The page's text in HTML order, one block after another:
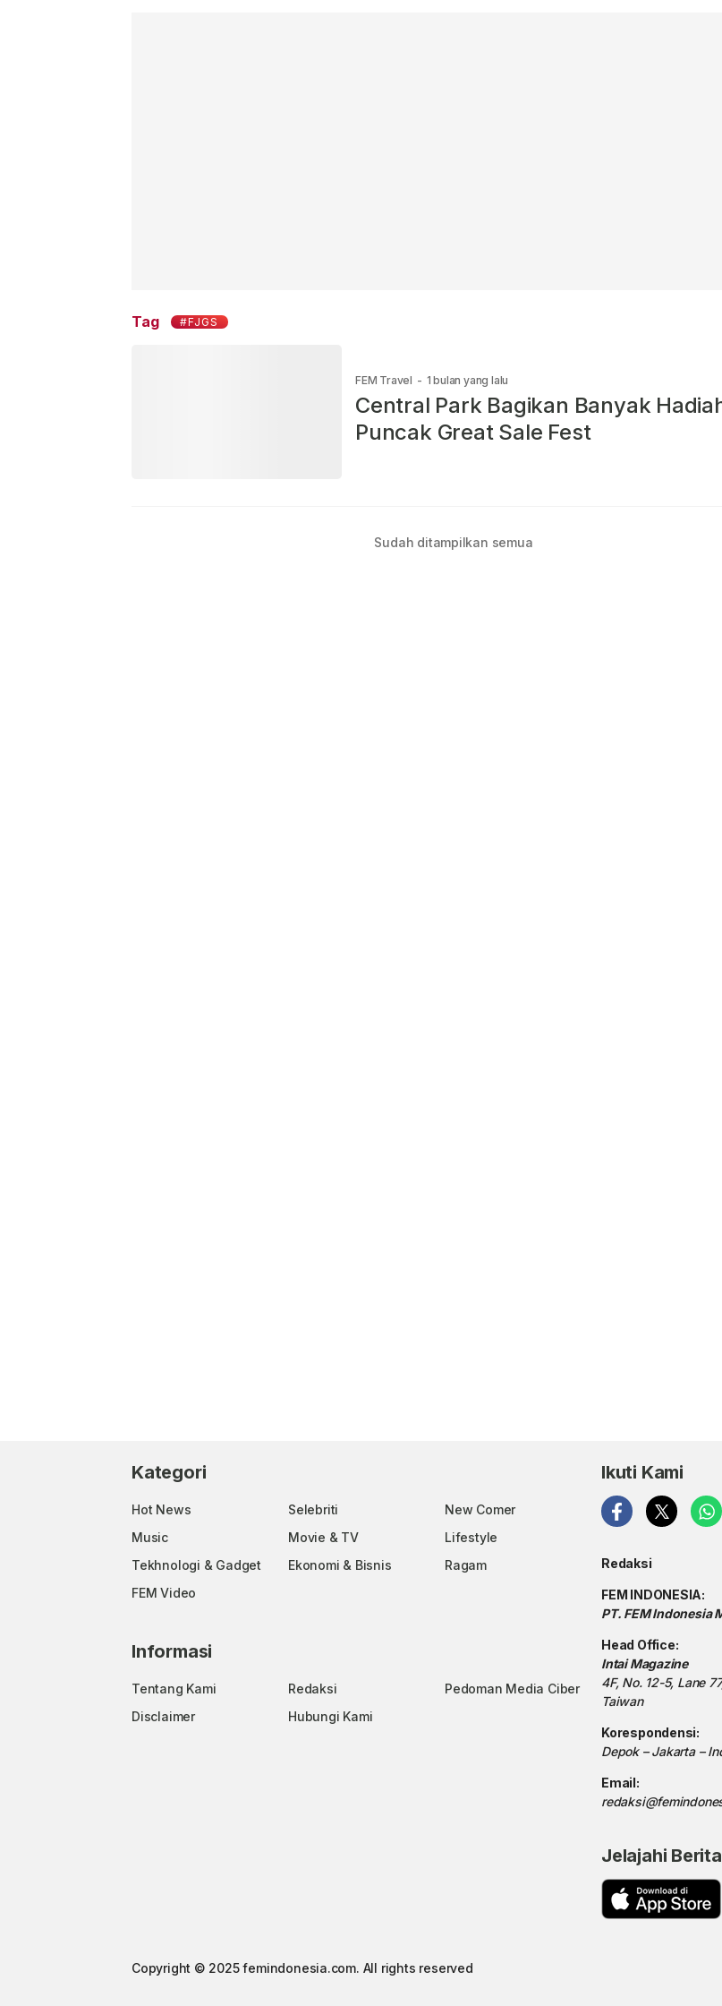
Tag #FJGS
FEM Travel - 1 bulan yang lalu
Central Park Bagikan Banyak
Puncak Great Sale Fest
Sudah ditampilkan semua
Kategori
Hot News Selebriti
New Comer
Music
Movie & TV
Lifestyle
Tekhnologi & Gadget
Ekonomi & Bisnis
Ragam
FEM Video
Informasi
Tentang Kami Redaksi
Pedoman Media Ciber
Disclaimer
Hubungi Kami
Ikuti Kami
Redaksi
FEM INDONESIA:
PT. FEM Indonesia
Head Office:
Intai Magazine
4F, No. 12-5, Lane
Taiwan
Korespondensi:
Depok – Jakarta –
Email:
Jelajahi
Copyright © 2025 femindonesia.com. All rights reserved